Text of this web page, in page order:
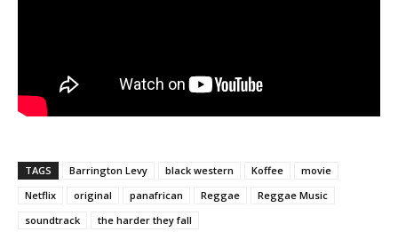
TAGS Barrington Levy black western Koffee
movie
Netflix
original panafrican Reggae
Reggae Music
soundtrack
the harder they fall